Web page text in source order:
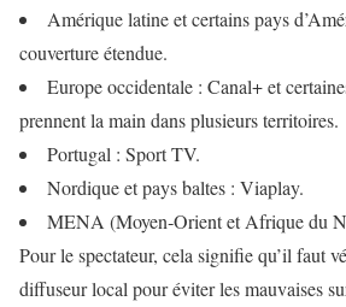
Amérique latine et certains pays
couverture étendue.
Europe occidentale : Canal+ et
prennent la main dans plusieurs territoires.
Portugal : Sport TV.
Nordique et pays baltes : Viaplay.
MENA (Moyen‑Orient et Afrique du
Pour le spectateur, cela signifie qu’il faut
diffuseur local pour éviter les mauvaises